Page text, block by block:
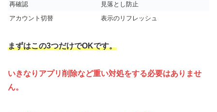
再確認
見落とし防止
アカウント切替
表示のリフレッシュ
まずはこの3つだけでOKです。
いきなりアプリ削除など重い対処をする必要はありませ
ん。